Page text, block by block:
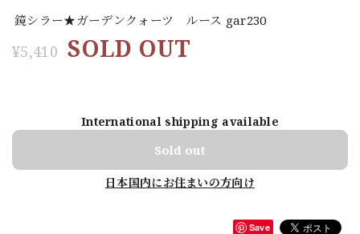
鏡シラー★ガーデンクォーツ ルース gar230
¥5,410 SOLD OUT
International shipping available
Sold out
日本国内にお住まいの方向け
Save